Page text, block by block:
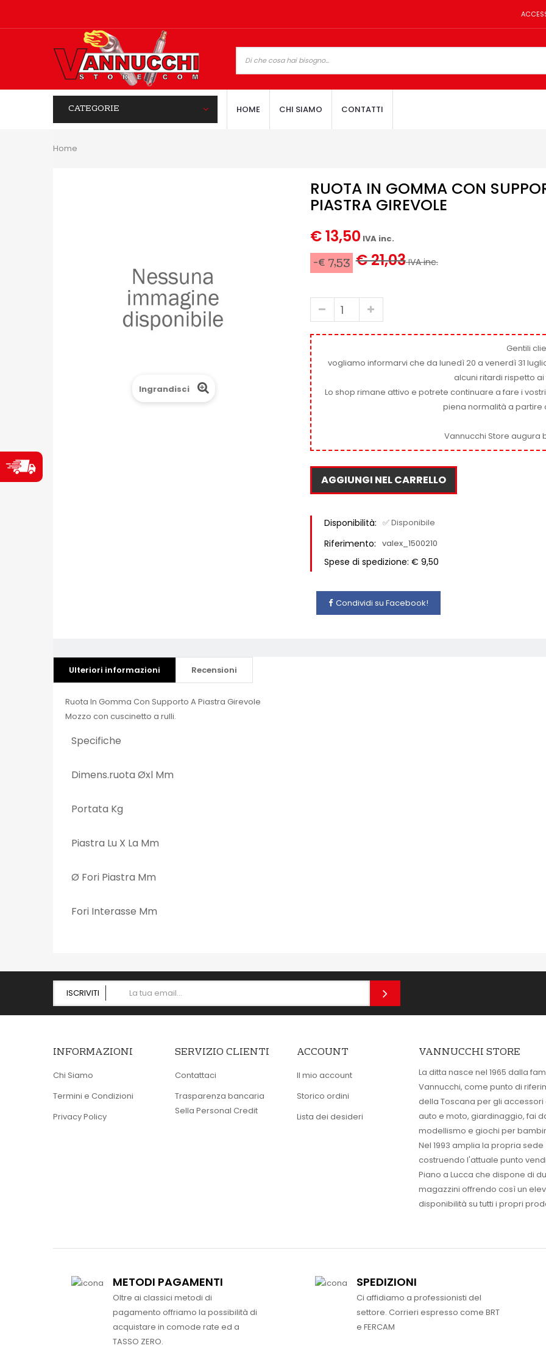
CATEGORIE HOME CHI SIAMO CONTATTI
Home
Ingrandisci
RUOTA IN GOMMA CON
PIASTRA GIREVOLE
€ 13,50 IVA inc.
-€ 7,53 € 21,03IVA inc.
Gentili
vogliamo informarvi che da lunedì 20 a venerdì 31
alcuni ritardi rispetto
Lo shop rimane attivo e potrete continuare a fare i
piena normalità a partire
Vannucchi Store augura
AGGIUNGI NEL CARRELLO
Disponibilità: ✅ Disponibile
Riferimento: valex_1500210
Spese di spedizione: € 9,50
Condividi su Facebook!
Ulteriori informazioni Recensioni
Ruota In Gomma Con Supporto A Piastra Girevole
Mozzo con cuscinetto a rulli.
Specifiche
Dimens.ruota Øxl Mm
Portata Kg
Piastra Lu X La Mm
Ø Fori Piastra Mm
Fori Interasse Mm
ISCRIVITI
INFORMAZIONI
Chi Siamo
Termini e Condizioni
Privacy Policy
SERVIZIO CLIENTI
Contattaci
Trasparenza bancaria
Sella Personal Credit
ACCOUNT
Il mio account
Storico ordini
Lista dei desideri
VANNUCCHI STORE
La ditta nasce nel 1965 dalla
Vannucchi, come punto di
della Toscana per gli accessori
auto e moto, giardinaggio, fai
modellismo e giochi per
Nel 1993 amplia la propria sede
costruendo l'attuale punto
Piano a Lucca che dispone di
magazzini offrendo così un
disponibilità su tutti i propri
METODI PAGAMENTI
Oltre ai classici metodi di
pagamento offriamo la possibilità di
acquistare in comode rate ed a
TASSO ZERO.
SPEDIZIONI
Ci affidiamo a professionisti del
settore. Corrieri espresso come BRT
e FERCAM